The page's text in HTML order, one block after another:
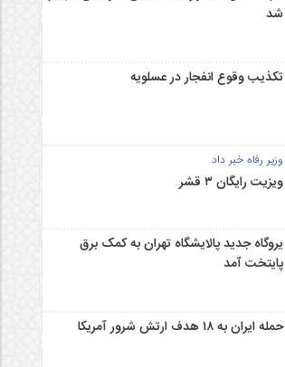
شد
تکذیب وقوع انفجار در عسلویه
وزیر رفاه خبر داد
ویزیت رایگان ۳ قشر
یروگاه جدید پالایشگاه تهران به کمک برق
پایتخت آمد
حمله ایران به ۱۸ هدف ارتش شرور آمریکا